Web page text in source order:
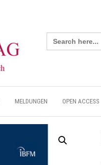
Search
for:
MELDUNGEN OPEN ACCESS